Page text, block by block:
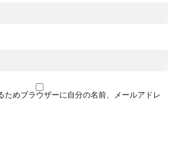
ためブラウザーに自分の名前、メールアドレ